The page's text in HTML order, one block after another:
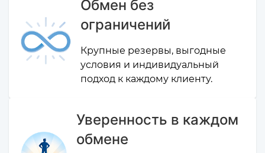
Обмен без
ограничений
Крупные резервы, выгодные
условия и индивидуальный
подход к каждому клиенту.
Уверенность в каждом
обмене